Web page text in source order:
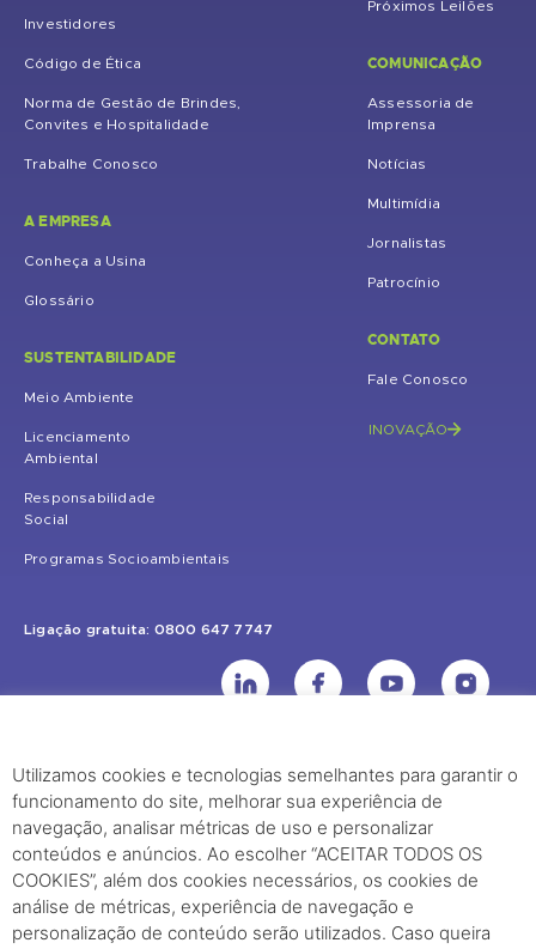
Investidores
Código de Ética
Norma de Gestão de Brindes,
Convites e Hospitalidade
Trabalhe Conosco
A EMPRESA
Conheça a Usina
Glossário
SUSTENTABILIDADE
Meio Ambiente
Licenciamento
Ambiental
Responsabilidade
Social
Programas Socioambientais
Próximos Leilões
COMUNICAÇÃO
Assessoria de
Imprensa
Notícias
Multimídia
Jornalistas
Patrocínio
CONTATO
Fale Conosco
INOVAÇÃO
Ligação gratuita: 0800 647 7747
UHE Jirau
Rodovia BR-364, KM 824 S/Nº - Distrito de Jaci Paraná – Porto Velho
(RO) – CEP: 76840-000 – Telefone: (69) 2182.8600
Utilizamos cookies e tecnologias semelhantes para garantir o
funcionamento do site, melhorar sua experiência de
navegação, analisar métricas de uso e personalizar
conteúdos e anúncios. Ao escolher “ACEITAR TODOS OS
COOKIES”, além dos cookies necessários, os cookies de
análise de métricas, experiência de navegação e
personalização de conteúdo serão utilizados. Caso queira